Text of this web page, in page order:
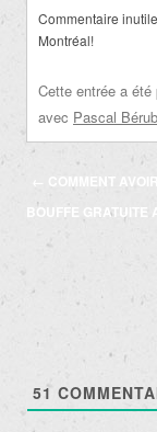
Commentaire
Montréal!
Cette entrée a été
avec Pascal
Navigation
des
articles
COMMENT
BOUFFE GRATUITE
51